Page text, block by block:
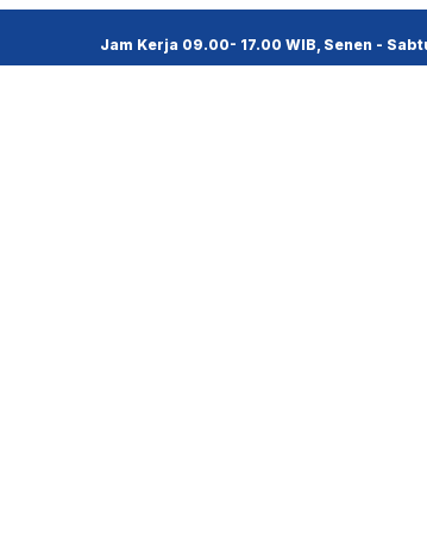
Jam Kerja 09.00- 17.00 WIB, Senen -